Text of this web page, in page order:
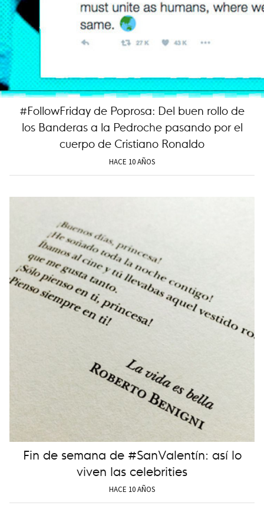
#FollowFriday de Poprosa: Del buen rollo de
los Banderas a la Pedroche pasando por el
cuerpo de Cristiano Ronaldo
HACE 10 AÑOS
Fin de semana de #SanValentín: así lo
viven las celebrities
HACE 10 AÑOS